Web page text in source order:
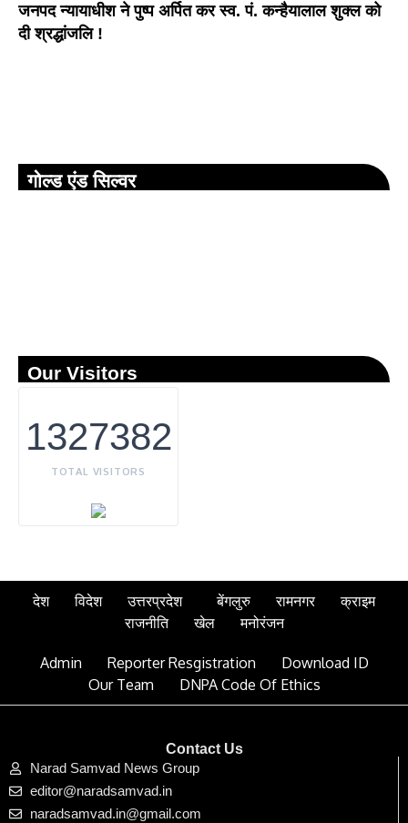
जनपद न्यायाधीश ने पुष्प अर्पित कर स्व. पं. कन्हैयालाल शुक्ल को
दी श्रद्धांजलि !
गोल्ड एंड सिल्वर
Our Visitors
1327382
TOTAL VISITORS
देश विदेश उत्तरप्रदेश बेंगलुरु रामनगर
क्राइम
राजनीति
खेल मनोरंजन
Admin Reporter Resgistration
Download ID
Our Team
DNPA Code Of Ethics
Contact Us
Narad Samvad News Group
editor@naradsamvad.in
naradsamvad.in@gmail.com